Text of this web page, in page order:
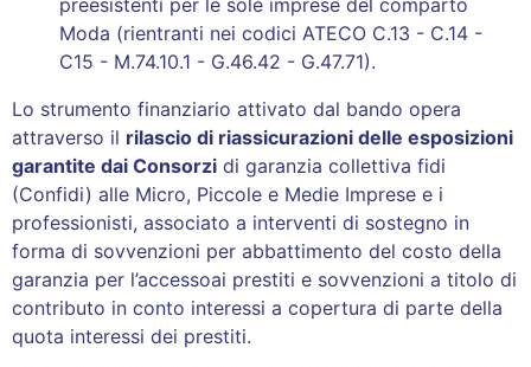
preesistenti per le sole imprese del comparto
Moda (rientranti nei codici ATECO C.13 - C.14 -
C15 - M.74.10.1 - G.46.42 - G.47.71).
Lo strumento finanziario attivato dal bando opera
attraverso il rilascio di riassicurazioni delle esposizioni
garantite dai Consorzi di garanzia collettiva fidi
(Confidi) alle Micro, Piccole e Medie Imprese e i
professionisti, associato a interventi di sostegno in
forma di sovvenzioni per abbattimento del costo della
garanzia per l’accessoai prestiti e sovvenzioni a titolo di
contributo in conto interessi a copertura di parte della
quota interessi dei prestiti.